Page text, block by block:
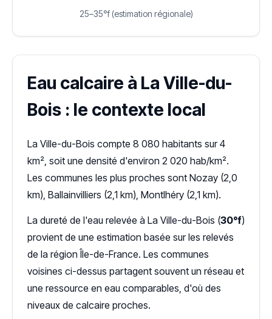
25–35°f (estimation régionale)
Eau calcaire à La Ville-du-
Bois : le contexte local
La Ville-du-Bois compte 8 080 habitants sur 4
km², soit une densité d'environ 2 020 hab/km².
Les communes les plus proches sont Nozay (2,0
km), Ballainvilliers (2,1 km), Montlhéry (2,1 km).
La dureté de l'eau relevée à La Ville-du-Bois (30°f)
provient de une estimation basée sur les relevés
de la région Île-de-France. Les communes
voisines ci-dessus partagent souvent un réseau et
une ressource en eau comparables, d'où des
niveaux de calcaire proches.